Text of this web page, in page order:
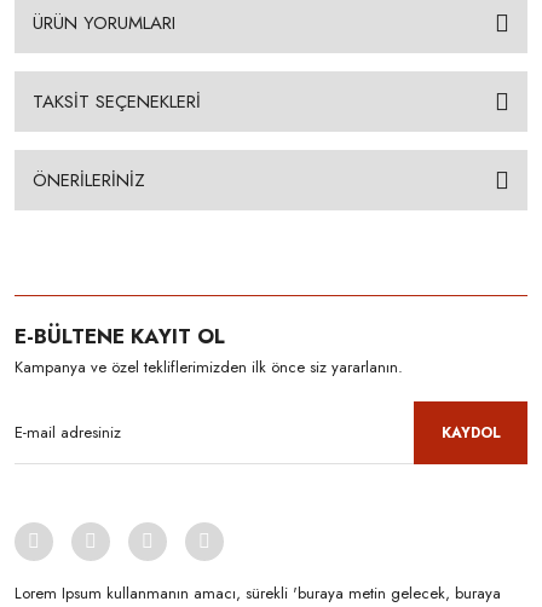
ÜRÜN YORUMLARI
TAKSİT SEÇENEKLERİ
ÖNERİLERİNİZ
E-BÜLTENE KAYIT OL
Kampanya ve özel tekliflerimizden ilk önce siz yararlanın.
KAYDOL
Lorem Ipsum kullanmanın amacı, sürekli 'buraya metin gelecek, buraya